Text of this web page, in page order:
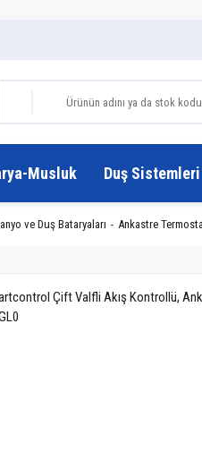
Musluk Duş Sistemleri
ve Duş Bataryaları Ankastre